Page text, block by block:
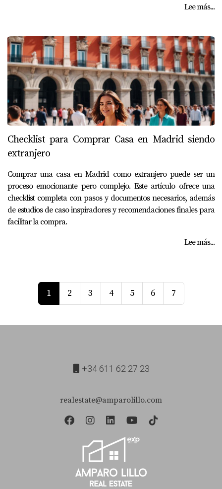
Lee más...
Checklist para Comprar Casa en Madrid siendo
extranjero
Comprar una casa en Madrid como extranjero puede ser un
proceso emocionante pero complejo. Este artículo ofrece una
checklist completa con pasos y documentos necesarios, además
de estudios de caso inspiradores y recomendaciones finales para
facilitar la compra.
Lee más...
1 2 3 4 5 6 7
+34 611 62 27 23
realestate@amparolillo.com